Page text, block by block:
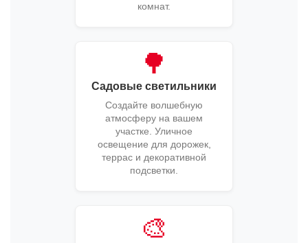
комнат.
🌳
Садовые светильники
Создайте волшебную
атмосферу на вашем
участке. Уличное
освещение для дорожек,
террас и декоративной
подсветки.
🎨